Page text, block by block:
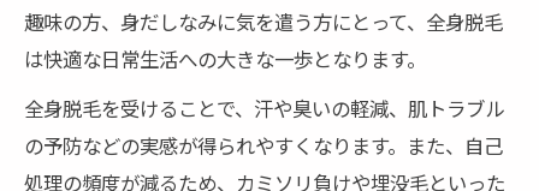
趣味の方、身だしなみに気を遣う方にとって、全身脱毛
は快適な日常生活への大きな一歩となります。
全身脱毛を受けることで、汗や臭いの軽減、肌トラブル
の予防などの実感が得られやすくなります。また、自己
処理の頻度が減るため、カミソリ負けや埋没毛といった